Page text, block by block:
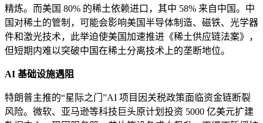
精炼。而美国 80% 的稀土依赖进口，其中 58% 来自中国。中
国对稀土的管制，可能会影响美国半导体制造、磁铁、光学器
件和激光技术，此举迫使美国加速推进《稀土供应链法案》，
但短期内难以突破中国在稀土分离技术上的垄断地位。
AI 基础设施遇阻
特朗普主推的“星际之门”AI 项目因关税政策面临资金链断裂
风险。微软、亚马逊等科技巨头原计划投资 5000 亿美元扩建